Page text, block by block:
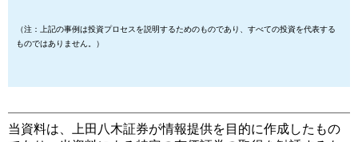
（注：上記の事例は投資プロセスを説明するためのものであり、すべての投資を代表する
ものではありません。）
当資料は、上田八木証券が情報提供を目的に作成したもの